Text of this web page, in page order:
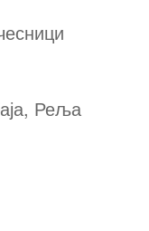
Реља